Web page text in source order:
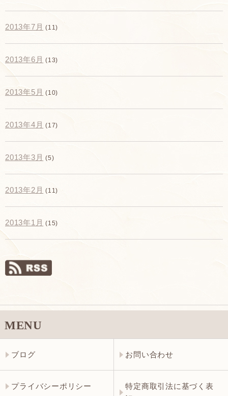
2013年7月 (11)
2013年6月 (13)
2013年5月 (10)
2013年4月 (17)
2013年3月 (5)
2013年2月 (11)
2013年1月 (15)
MENU
ブログ お問い合わせ
プライバシーポリシー
特定商取引法に基づく表